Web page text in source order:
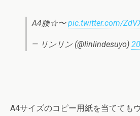
A4腰☆〜pic.twitter.com/
— リンリン (@linlindesuyo)
A4サイズのコピー用紙を当てても